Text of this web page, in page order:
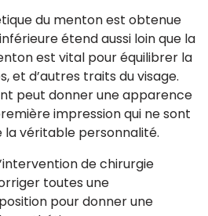
du menton est obtenue
étend aussi loin que la
est vital pour équilibrer la
et d’autres traits du visage.
peut donner une apparence
impression qui ne sont
véritable personnalité.
de chirurgie
toutes une
pour donner une